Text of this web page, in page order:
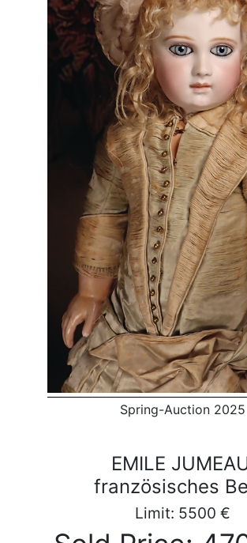
Spring-Auction 2025
EMILE
französisches
Limit: 5500 €